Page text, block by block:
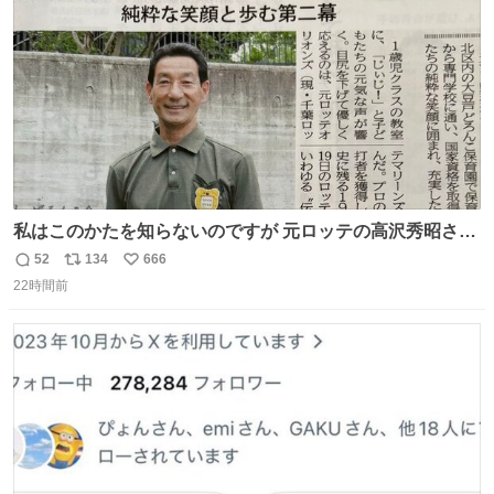
私はこのかたを知らないのですが 元ロッテの高沢秀昭さん
現在67才 保育士として活躍✨ 「タウンニュース」より #
ロッテ #高沢秀昭 さん
返
信
52
リ
ポ
ト
134
い
数
666
22時間前